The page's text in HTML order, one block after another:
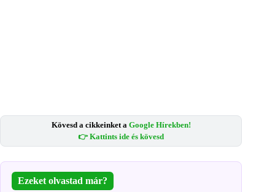
Kövesd a cikkeinket a Google Hírekben!
👉 Kattints ide és kövesd
Ezeket olvastad már?